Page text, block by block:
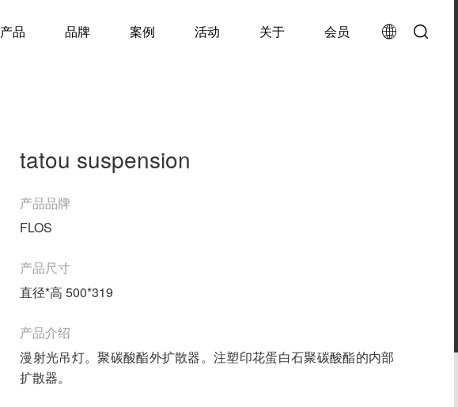
产品 品牌 案例 活动 关于 会员
tatou suspension
产品品牌
FLOS
产品尺寸
直径*高 500*319
产品介绍
漫射光吊灯。聚碳酸酯外扩散器。注塑印花蛋白石聚碳酸酯的内部
扩散器。